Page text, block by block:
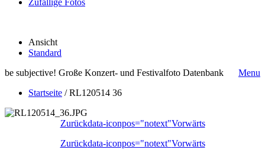
Zufällige Fotos
Ansicht
Standard
be subjective! Große Konzert- und Festivalfoto Datenbank
Menu
Startseite /RL120514 36
Zurückdata-iconpos="notext"Vorwärts
Zurückdata-iconpos="notext"Vorwärts